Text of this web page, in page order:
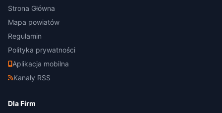
Strona Główna
Mapa powiatów
Regulamin
Polityka prywatności
Aplikacja mobilna
Kanały RSS
Dla Firm